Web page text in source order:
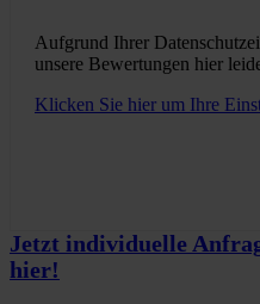
Aufgrund Ihrer
unsere Bewertungen hier
Klicken Sie hier um Ihre
Jetzt individuelle
hier!